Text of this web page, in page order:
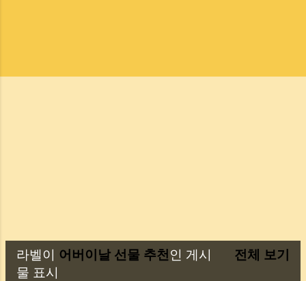
글
라벨이 어버이날 선물 추천 인 게시
물 표시
전체 보기